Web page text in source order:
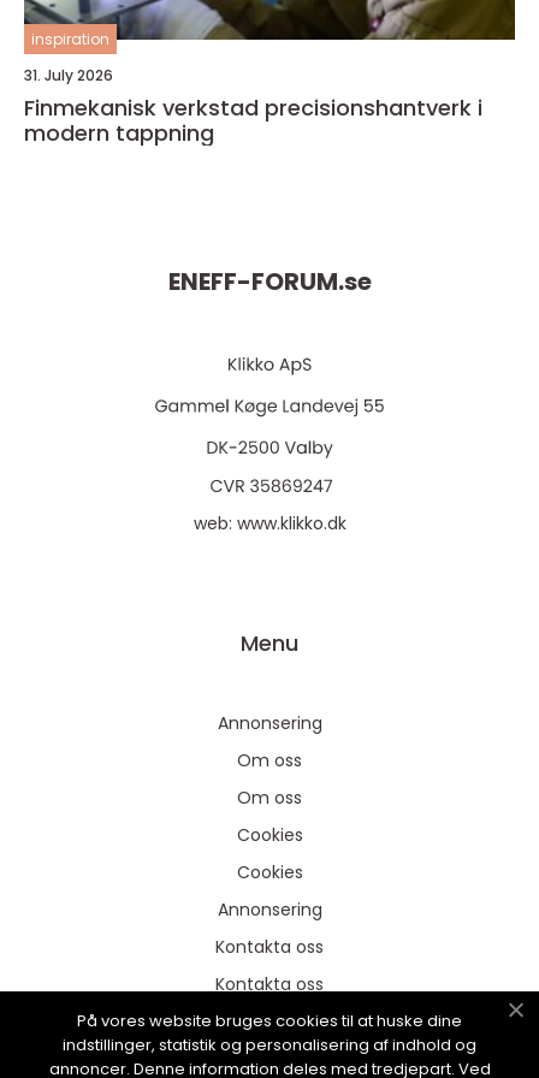
inspiration
31. July 2026
Finmekanisk verkstad precisionshantverk i
modern tappning
ENEFF-FORUM.se
web: www.klikko.dk
Menu
Annonsering
Om oss
Om oss
Cookies
Cookies
Annonsering
Kontakta oss
Kontakta oss
Sitemap
Sitemap
På vores website bruges cookies til at huske dine
indstillinger, statistik og personalisering af indhold og
annoncer. Denne information deles med tredjepart. Ved